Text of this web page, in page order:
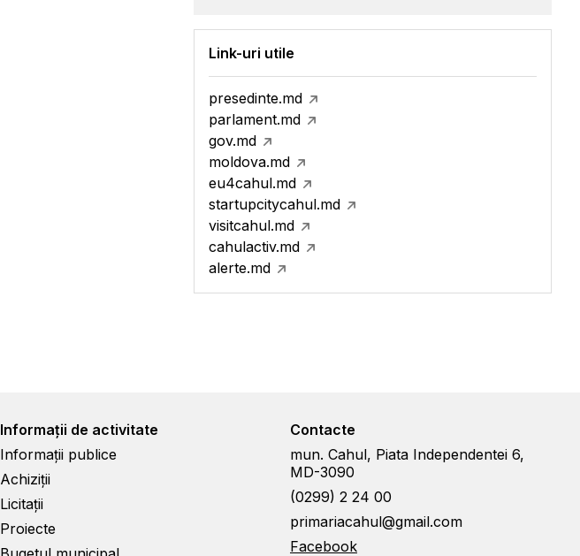
Link-uri utile
presedinte.md
parlament.md
gov.md
moldova.md
eu4cahul.md
startupcitycahul.md
visitcahul.md
cahulactiv.md
alerte.md
Informații de activitate
Informații publice
Achiziții
Licitații
Proiecte
Contacte
mun. Cahul, Piata Independentei 6,
MD-3090
(0299) 2 24 00
primariacahul@gmail.com
Facebook